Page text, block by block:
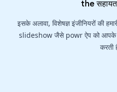
the
इसके अलावा, विशेषज्ञ इंजीनियरों की
slideshow जैसे powr ऐप को आपके
करती